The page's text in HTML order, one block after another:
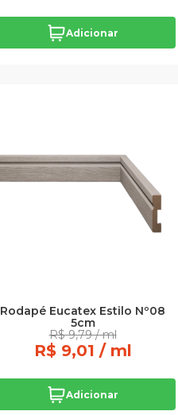
Adicionar
Rodapé Eucatex Estilo Nº08
5cm
R$ 9,79 / ml
R$ 9,01 / ml
Adicionar